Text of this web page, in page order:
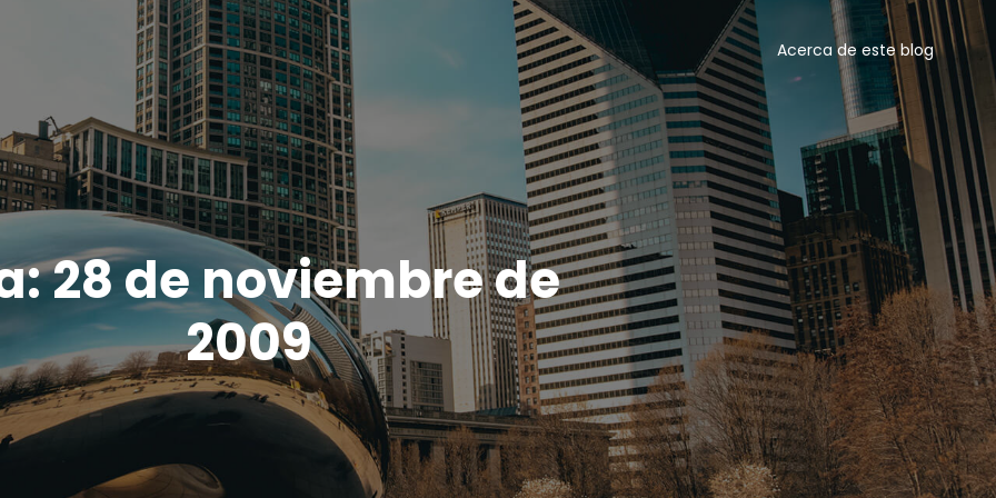
Acerca de este blog
28 de noviembre de
2009